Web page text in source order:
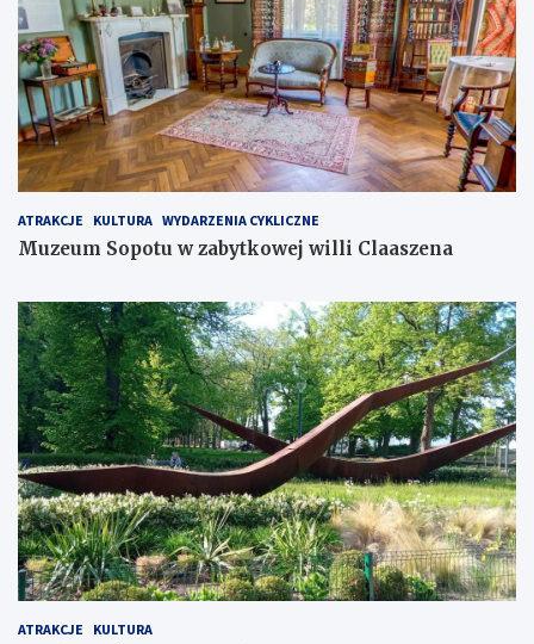
ATRAKCJE KULTURA WYDARZENIA CYKLICZNE
Muzeum Sopotu w zabytkowej willi Claaszena
ATRAKCJE KULTURA